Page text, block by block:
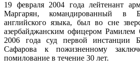
19 февраля 2004 года лейтенант
Маргарян, командированный в
английского языка, был во сне
азербайджанским офицером
2006 года суд первой инстанции
Сафарова к пожизненному
помилование в течение 30 лет.